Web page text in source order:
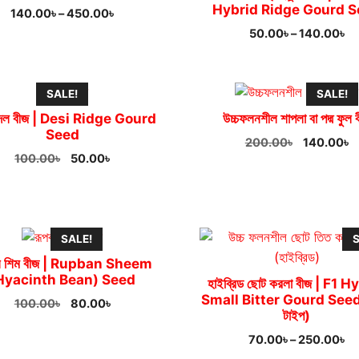
140.00৳–450.00৳Price
Hybrid Ridge Gourd
50.00৳–140.00৳
SALE!
বীজ | Desi Ridge Gourd
Seed
100.00৳
Original
50.00৳Current
SALE!
উচ্চফলনশীল শাপলা বা পদ্ম ফুল
200.00৳
Original
140.00৳
SALE!
শিম বীজ | Rupban Sheem
Bean) Seed
100.00৳
Original
80.00৳Current
হাইব্রিড ছোট করলা বীজ | F1
Small Bitter Gourd Seed
টাইপ)
70.00৳–250.00৳